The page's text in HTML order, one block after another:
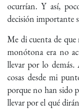
ocurrían. Y así,
decisión importante
Me di cuenta de que
monótona era no
llevar por lo
cosas desde mi
porque no han sido
llevar por el qué